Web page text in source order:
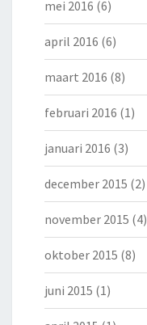
mei 2016 (6)
april 2016 (6)
maart 2016 (8)
februari 2016 (1)
januari 2016 (3)
december 2015 (2)
november 2015 (4)
oktober 2015 (8)
juni 2015 (1)